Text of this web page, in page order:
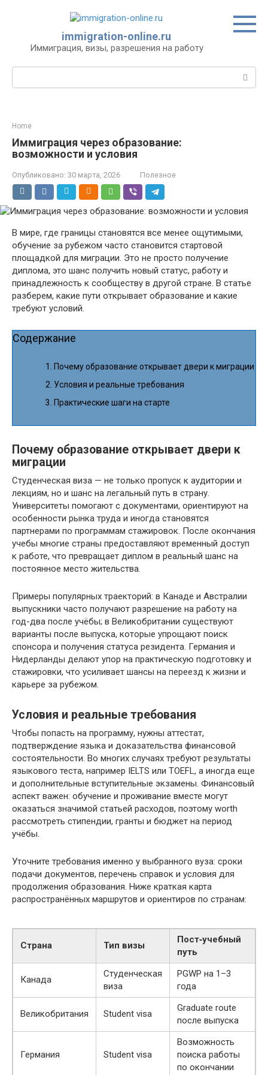
immigration-online.ru
Иммиграция, визы, разрешения на работу
Home
Иммиграция через образование:
возможности и условия
Опубликовано: 30 марта, 2026 Полезное
В мире, где границы становятся все менее ощутимыми,
обучение за рубежом часто становится стартовой
площадкой для миграции. Это не просто получение
диплома, это шанс получить новый статус, работу и
принадлежность к сообществу в другой стране. В статье
разберем, какие пути открывает образование и какие
требуют условий.
Содержание
Почему образование открывает двери к миграции
Условия и реальные требования
Практические шаги на старте
Почему образование открывает двери к
миграции
Студенческая виза — не только пропуск к аудитории и
лекциям, но и шанс на легальный путь в страну.
Университеты помогают с документами, ориентируют на
особенности рынка труда и иногда становятся
партнерами по программам стажировок. После окончания
учебы многие страны предоставляют временный доступ
к работе, что превращает диплом в реальный шанс на
постоянное место жительства.
Примеры популярных траекторий: в Канаде и Австралии
выпускники часто получают разрешение на работу на
год-два после учёбы; в Великобритании существуют
варианты после выпуска, которые упрощают поиск
спонсора и получения статуса резидента. Германия и
Нидерланды делают упор на практическую подготовку и
стажировки, что усиливает шансы на переезд к жизни и
карьере за рубежом.
Условия и реальные требования
Чтобы попасть на программу, нужны аттестат,
подтверждение языка и доказательства финансовой
состоятельности. Во многих случаях требуют результаты
языкового теста, например IELTS или TOEFL, а иногда еще
и дополнительные вступительные экзамены. Финансовый
аспект важен: обучение и проживание вместе могут
оказаться значимой статьей расходов, поэтому worth
рассмотреть стипендии, гранты и бюджет на период
учёбы.
Уточните требования именно у выбранного вуза: сроки
подачи документов, перечень справок и условия для
продолжения образования. Ниже краткая карта
распространённых маршрутов и ориентиров по странам:
Страна Тип визы
Пост‑учебный
путь
Канада
Студенческая
виза
PGWP на 1–3
года
Великобритания Student visa
Graduate route
после выпуска
Германия Student visa
Возможность
поиска работы
по окончании